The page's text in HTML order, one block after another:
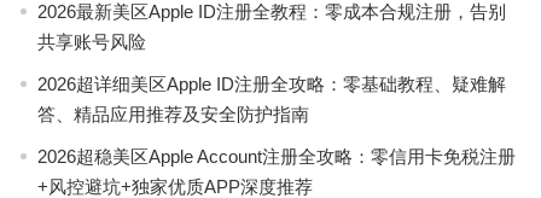
2026最新美区Apple ID注册全教程：零成本合规注册，告别
共享账号风险
2026超详细美区Apple ID注册全攻略：零基础教程、疑难解
答、精品应用推荐及安全防护指南
2026超稳美区Apple Account注册全攻略：零信用卡免税注册
+风控避坑+独家优质APP深度推荐